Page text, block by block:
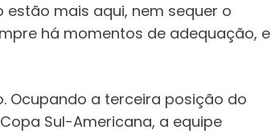
mais aqui, nem sequer o
há momentos de adequação, e
Ocupando a terceira posição do
Sul-Americana, a equipe